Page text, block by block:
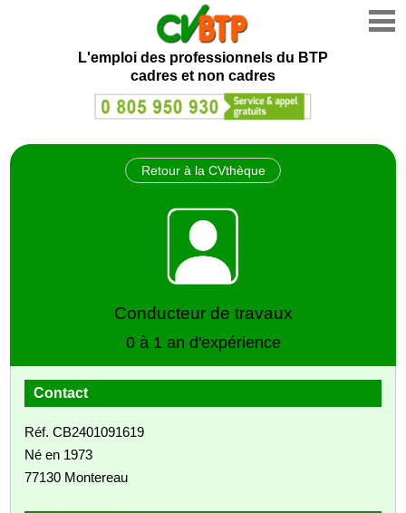
L'emploi des professionnels du BTP
cadres et non cadres
Retour à la CVthèque
Conducteur de travaux
0 à 1 an d'expérience
Contact
Réf. CB2401091619
Né en 1973
77130 Montereau